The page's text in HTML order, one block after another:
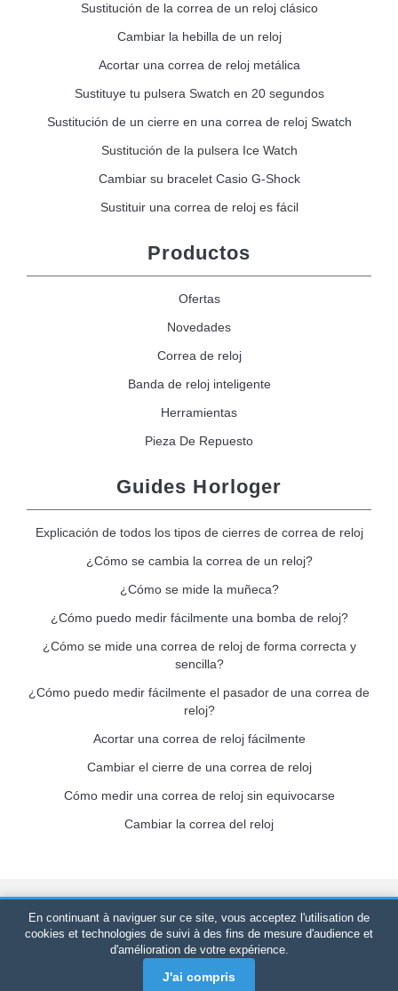
Sustitución de la correa de un reloj clásico
Cambiar la hebilla de un reloj
Acortar una correa de reloj metálica
Sustituye tu pulsera Swatch en 20 segundos
Sustitución de un cierre en una correa de reloj Swatch
Sustitución de la pulsera Ice Watch
Cambiar su bracelet Casio G-Shock
Sustituir una correa de reloj es fácil
Productos
Ofertas
Novedades
Correa de reloj
Banda de reloj inteligente
Herramientas
Pieza De Repuesto
Guides Horloger
Explicación de todos los tipos de cierres de correa de reloj
¿Cómo se cambia la correa de un reloj?
¿Cómo se mide la muñeca?
¿Cómo puedo medir fácilmente una bomba de reloj?
¿Cómo se mide una correa de reloj de forma correcta y
sencilla?
¿Cómo puedo medir fácilmente el pasador de una correa de
reloj?
Acortar una correa de reloj fácilmente
Cambiar el cierre de una correa de reloj
Cómo medir una correa de reloj sin equivocarse
Cambiar la correa del reloj
Bracelet-de-montre.com © 2026Reservados todos los derechos
SIRET: 520 247 727 000 57 -Plataforma Jurídica: BP 20075 -
31121 PORTET PDC - Francia Metropolitana
únicamente en línea
En continuant à naviguer sur ce site, vous acceptez l'utilisation de
cookies et technologies de suivi à des fins de mesure d'audience et
d'amélioration de votre expérience.
J'ai compris